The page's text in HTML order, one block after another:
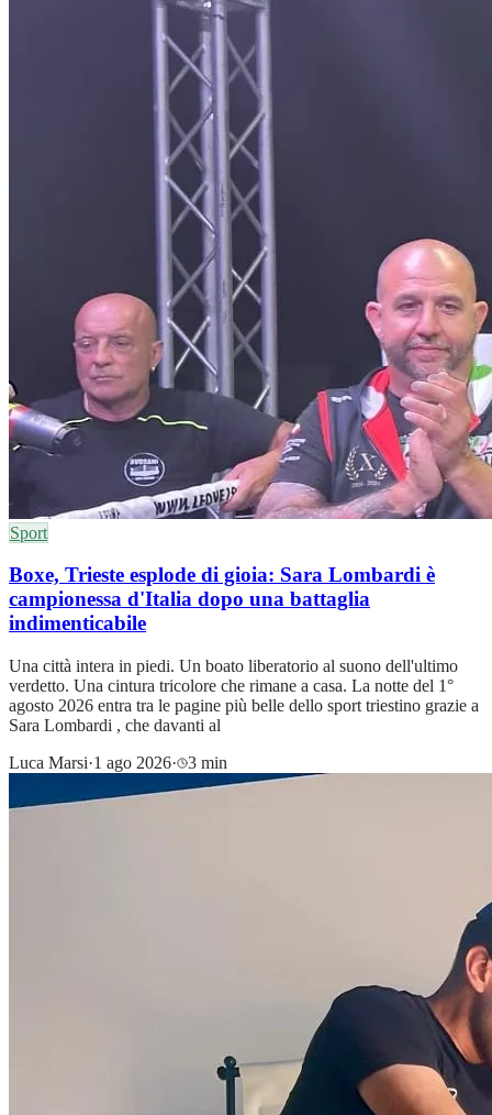
Sport
Boxe, Trieste esplode di gioia: Sara Lombardi è
campionessa d'Italia dopo una battaglia
indimenticabile
Una città intera in piedi. Un boato liberatorio al suono dell'ultimo
verdetto. Una cintura tricolore che rimane a casa. La notte del 1°
agosto 2026 entra tra le pagine più belle dello sport triestino grazie a
Sara Lombardi , che davanti al
Luca Marsi·1 ago 2026· 3 min